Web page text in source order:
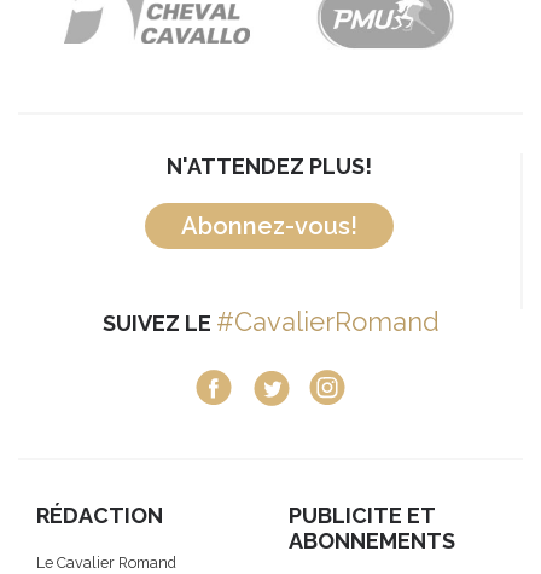
N'ATTENDEZ PLUS!
Abonnez-vous!
SUIVEZ LE #CavalierRomand
RÉDACTION
Le Cavalier Romand
PUBLICITE ET
ABONNEMENTS